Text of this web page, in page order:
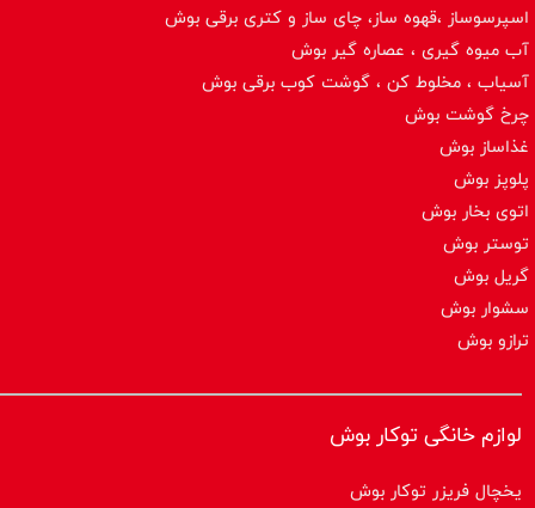
اسپرسوساز ،قهوه ساز، چای ساز و کتری برقی بوش
آب میوه گیری ، عصاره گیر بوش
آسیاب ، مخلوط کن ، گوشت کوب برقی بوش
چرخ گوشت بوش
غذاساز بوش
پلوپز بوش
اتوی بخار بوش
توستر بوش
گریل بوش
سشوار بوش
ترازو بوش
لوازم خانگی توکار بوش
یخچال فریزر توکار بوش